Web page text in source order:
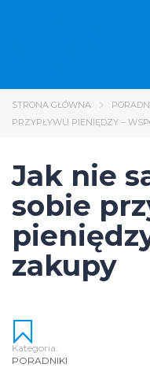
STRONA GŁÓWNA
PRZYPŁYWU PIENIĘDZY –
Jak nie
sobie
zakupy
Kategoria:
PORADNIKI